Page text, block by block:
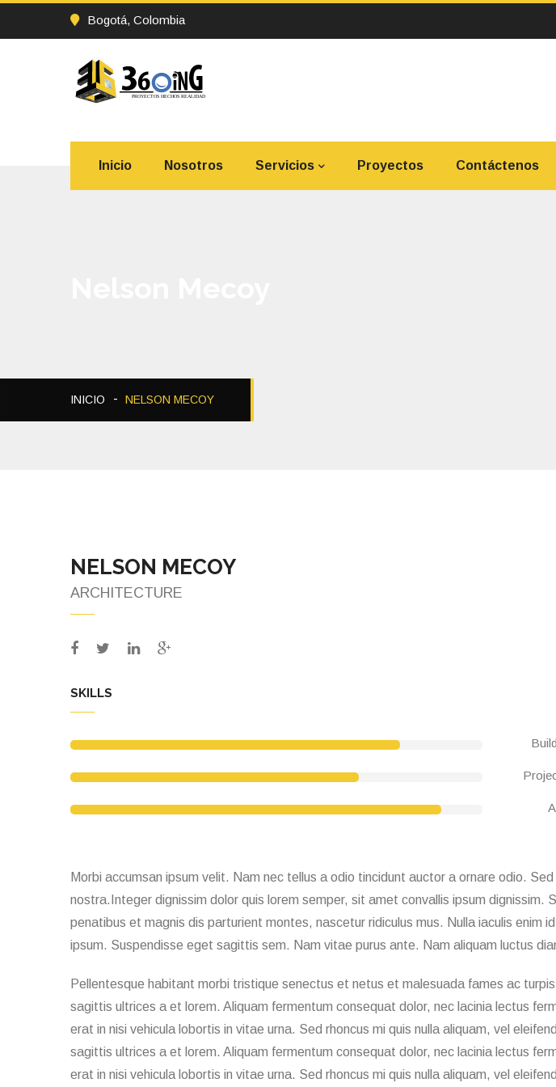
Bogotá, Colombia
Inicio Nosotros Servicios Proyectos Contáctenos
INICIO NELSON MECOY
NELSON MECOY
ARCHITECTURE
SKILLS
Morbi accumsan ipsum velit. Nam nec tellus a odio tincidunt auctor a ornare odio.
nostra.Integer dignissim dolor quis lorem semper, sit amet convallis ipsum
penatibus et magnis dis parturient montes, nascetur ridiculus mus. Nulla iaculis enim
ipsum. Suspendisse eget sagittis sem. Nam vitae purus ante. Nam aliquam luctus
Pellentesque habitant morbi tristique senectus et netus et malesuada fames ac
sagittis ultrices a et lorem. Aliquam fermentum consequat dolor, nec lacinia lectus
erat in nisi vehicula lobortis in vitae urna. Sed rhoncus mi quis nulla aliquam, vel
sagittis ultrices a et lorem. Aliquam fermentum consequat dolor, nec lacinia lectus
erat in nisi vehicula lobortis in vitae urna. Sed rhoncus mi quis nulla aliquam, vel